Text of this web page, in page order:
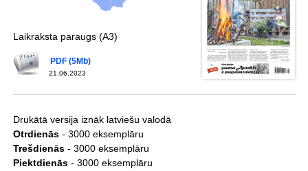
Laikraksta paraugs (A3)
21.06.2023
PDF (5Mb)
Drukātā versija iznāk latviešu valodā
Otrdienās- 3000 eksemplāru
Trešdienās- 3000 eksemplāru
Piektdienās- 3000 eksemplāru